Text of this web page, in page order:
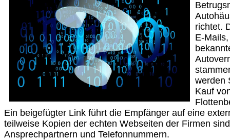
richtet.
E-
werden
Kauf
Ein beigefügter Link führt die Empfänger auf eine
teilweise Kopien der echten Webseiten der Firmen
Ansprechpartnern und Telefonnummern.